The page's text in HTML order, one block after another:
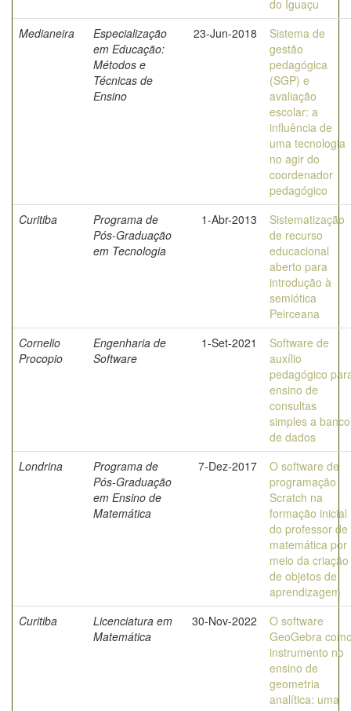
do Iguaçu
Medianeira
Especialização
em Educação:
Métodos e
Técnicas de
Ensino
23-Jun-2018
Sistema de
gestão
pedagógica
(SGP) e
avaliação
escolar: a
influência de
uma tecnologia
no agir do
coordenador
pedagógico
Curitiba
Programa de
Pós-Graduação
em Tecnologia
1-Abr-2013
Sistematização
de recurso
educacional
aberto para
introdução à
semiótica
Peirceana
Cornelio
Procopio
Engenharia de
Software
1-Set-2021
Software de
auxílio
pedagógico
ensino de
consultas
simples a banco
de dados
Londrina
Programa de
Pós-Graduação
em Ensino de
Matemática
7-Dez-2017
O software de
programação
Scratch na
formação inicial
do professor de
matemática por
meio da criação
de objetos de
aprendizagem
Curitiba
Licenciatura em
Matemática
30-Nov-2022
O software
GeoGebra
instrumento no
ensino de
geometria
analítica: uma